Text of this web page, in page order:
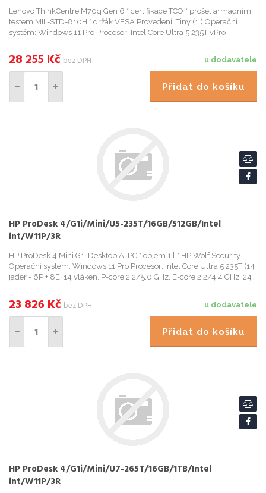
Lenovo ThinkCentre M70q Gen 6 * certifikace TCO * prošel armádním
testem MIL-STD-810H * držák VESA Provedení: Tiny (1l) Operační
systém: Windows 11 Pro Procesor: Intel Core Ultra 5 235T vPro
u dodavatele
28 255 Kč bez DPH
Přidat do košíku
HP ProDesk 4/G1i/Mini/U5-235T/16GB/512GB/Intel
int/W11P/3R
HP ProDesk 4 Mini G1i Desktop AI PC * objem 1 l * HP Wolf Security
Operační systém: Windows 11 Pro Procesor: Intel Core Ultra 5 235T (14
jader - 6P + 8E, 14 vláken, P-core 2,2/5,0 GHz, E-core 2,2/4,4 GHz, 24
u dodavatele
23 826 Kč bez DPH
Přidat do košíku
HP ProDesk 4/G1i/Mini/U7-265T/16GB/1TB/Intel
int/W11P/3R